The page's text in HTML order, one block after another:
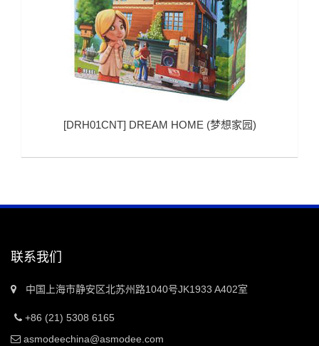
[DRH01CNT] DREAM HOME (梦想家园)
联系我们
中国上海市静安区北苏州路1040号JK1933 A402室
+86 (21) 5308 6165
asmodeechina@asmodee.com